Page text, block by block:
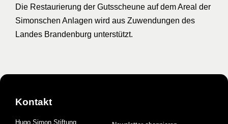
Die Restaurierung der Gutsscheune auf dem Areal der
Simonschen Anlagen wird aus Zuwendungen des
Landes Brandenburg unterstützt.
Kontakt
Hugo Simon Stiftung